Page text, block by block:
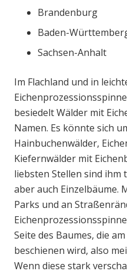
Brandenburg
Baden-
Sachsen-Anhalt
Im Flachland und in
besiedelt Wälder mit
Namen. Es könnte sich
Hainbuchenwälder,
Kiefernwälder mit
liebsten Stellen sind ihm
aber auch Einzelbäume.
Parks und an
Seite des Baumes, die
beschienen wird, also
Wenn diese stark